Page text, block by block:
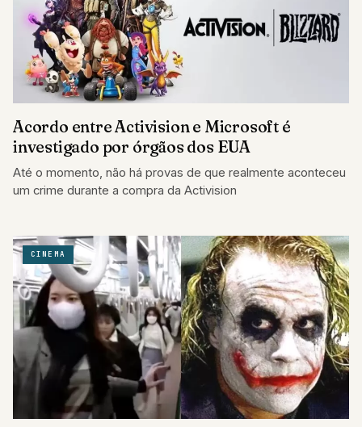
Acordo entre Activision e Microsoft é
investigado por órgãos dos EUA
Até o momento, não há provas de que realmente aconteceu
um crime durante a compra da Activision
CINEMA